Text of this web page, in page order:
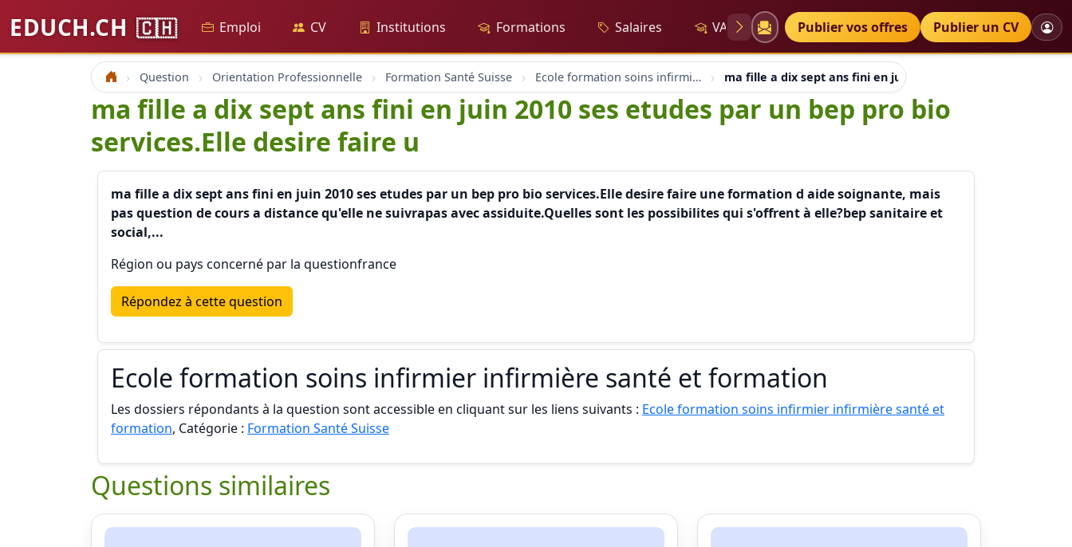
EDUCH.CH 🇨🇭 Emploi CV Institutions Formations Salaires VAE Diplômes Petites annonces
Publier vos offres Publier un CV
Accueil Question Orientation Professionnelle Formation Santé Suisse Ecole formation soins infirmier infirmière santé et formation ma fille a dix sept ans fini en juin 2010 ses etudes par un
ma fille a dix sept ans fini en juin 2010 ses etudes par un bep pro bio
services.Elle desire faire u
ma fille a dix sept ans fini en juin 2010 ses etudes par un bep pro bio services.Elle desire faire une formation d aide soignante, mais
pas question de cours a distance qu'elle ne suivrapas avec assiduite.Quelles sont les possibilites qui s'offrent à elle?bep sanitaire et
social,...
Région ou pays concerné par la questionfrance
Répondez à cette question
Ecole formation soins infirmier infirmière santé et formation
Les dossiers répondants à la question sont accessible en cliquant sur les liens suivants : Ecole formation soins infirmier infirmière santé et
formation, Catégorie : Formation Santé Suisse
Questions similaires